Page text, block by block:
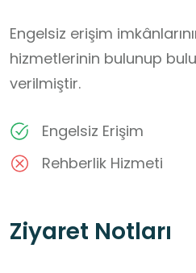
Engelsiz erişim
hizmetlerinin bulunup
verilmiştir.
Engelsiz Erişim
Rehberlik Hizmeti
Ziyaret Notları